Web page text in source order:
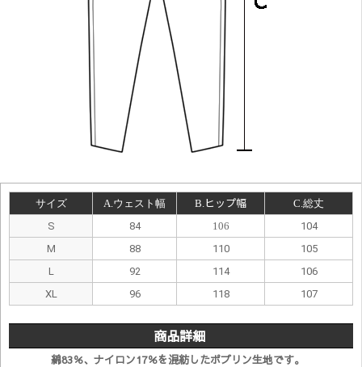
サイズ A.ウェスト幅 B.ヒップ幅
C.総丈
S
84 106
104
M
88 110
105
L
92 114
106
XL
96 118 107
商品詳細
綿83％、ナイロン17％を混紡したポプリン生地です。